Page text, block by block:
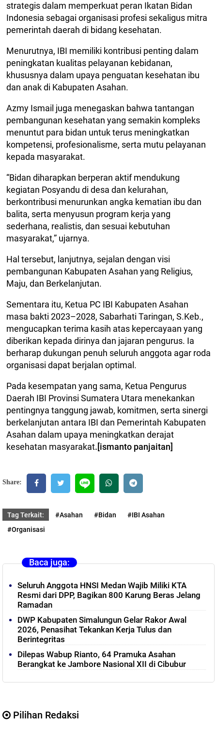
strategis dalam memperkuat peran Ikatan Bidan
Indonesia sebagai organisasi profesi sekaligus mitra
pemerintah daerah di bidang kesehatan.
Menurutnya, IBI memiliki kontribusi penting dalam
peningkatan kualitas pelayanan kebidanan,
khususnya dalam upaya penguatan kesehatan ibu
dan anak di Kabupaten Asahan.
Azmy Ismail juga menegaskan bahwa tantangan
pembangunan kesehatan yang semakin kompleks
menuntut para bidan untuk terus meningkatkan
kompetensi, profesionalisme, serta mutu pelayanan
kepada masyarakat.
“Bidan diharapkan berperan aktif mendukung
kegiatan Posyandu di desa dan kelurahan,
berkontribusi menurunkan angka kematian ibu dan
balita, serta menyusun program kerja yang
sederhana, realistis, dan sesuai kebutuhan
masyarakat,” ujarnya.
Hal tersebut, lanjutnya, sejalan dengan visi
pembangunan Kabupaten Asahan yang Religius,
Maju, dan Berkelanjutan.
Sementara itu, Ketua PC IBI Kabupaten Asahan
masa bakti 2023–2028, Sabarhati Taringan, S.Keb.,
mengucapkan terima kasih atas kepercayaan yang
diberikan kepada dirinya dan jajaran pengurus. Ia
berharap dukungan penuh seluruh anggota agar roda
organisasi dapat berjalan optimal.
Pada kesempatan yang sama, Ketua Pengurus
Daerah IBI Provinsi Sumatera Utara menekankan
pentingnya tanggung jawab, komitmen, serta sinergi
berkelanjutan antara IBI dan Pemerintah Kabupaten
Asahan dalam upaya meningkatkan derajat
kesehatan masyarakat.[ismanto panjaitan]
Share:
Tag Terkait: #Asahan #Bidan
#IBI Asahan
#Organisasi
Baca juga:
Seluruh Anggota HNSI Medan Wajib Miliki KTA
Resmi dari DPP, Bagikan 800 Karung Beras Jelang
Ramadan
DWP Kabupaten Simalungun Gelar Rakor Awal
2026, Penasihat Tekankan Kerja Tulus dan
Berintegritas
Dilepas Wabup Rianto, 64 Pramuka Asahan
Berangkat ke Jambore Nasional XII di Cibubur
Pilihan Redaksi